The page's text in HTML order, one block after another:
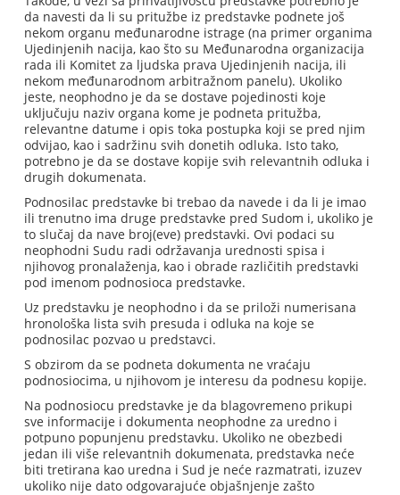
da navesti da li su pritužbe iz predstavke podnete još
nekom organu međunarodne istrage (na primer organima
Ujedinjenih nacija, kao što su Međunarodna organizacija
rada ili Komitet za ljudska prava Ujedinjenih nacija, ili
nekom međunarodnom arbitražnom panelu). Ukoliko
jeste, neophodno je da se dostave pojedinosti koje
uključuju naziv organa kome je podneta pritužba,
relevantne datume i opis toka postupka koji se pred njim
odvijao, kao i sadržinu svih donetih odluka. Isto tako,
potrebno je da se dostave kopije svih relevantnih odluka i
drugih dokumenata.
Podnosilac predstavke bi trebao da navede i da li je imao
ili trenutno ima druge predstavke pred Sudom i, ukoliko je
to slučaj da nave broj(eve) predstavki. Ovi podaci su
neophodni Sudu radi održavanja urednosti spisa i
njihovog pronalaženja, kao i obrade različitih predstavki
pod imenom podnosioca predstavke.
Uz predstavku je neophodno i da se priloži numerisana
hronološka lista svih presuda i odluka na koje se
podnosilac pozvao u predstavci.
S obzirom da se podneta dokumenta ne vraćaju
podnosiocima, u njihovom je interesu da podnesu kopije.
Na podnosiocu predstavke je da blagovremeno prikupi
sve informacije i dokumenta neophodne za uredno i
potpuno popunjenu predstavku. Ukoliko ne obezbedi
jedan ili više relevantnih dokumenata, predstavka neće
biti tretirana kao uredna i Sud je neće razmatrati, izuzev
ukoliko nije dato odgovarajuće objašnjenje zašto